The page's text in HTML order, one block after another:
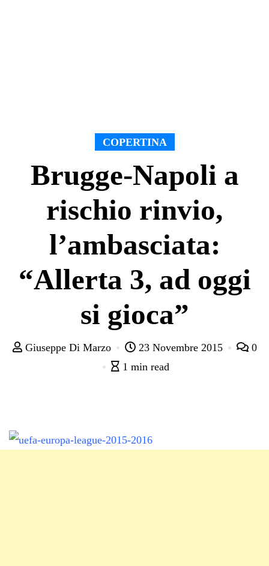
COPERTINA
Brugge-Napoli a
rischio rinvio,
l’ambasciata:
“Allerta 3, ad oggi
si gioca”
Giuseppe Di Marzo 23 Novembre 2015
0
1 min read